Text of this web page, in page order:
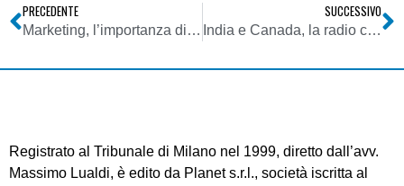
PRECEDENTE
Marketing, l’importanza di un logo ben studiato
SUCCESSIVO
India e Canada, la radio commerciale incassa
Registrato al Tribunale di Milano nel 1999, diretto dall’avv.
Massimo Lualdi, è edito da Planet s.r.l., società iscritta al